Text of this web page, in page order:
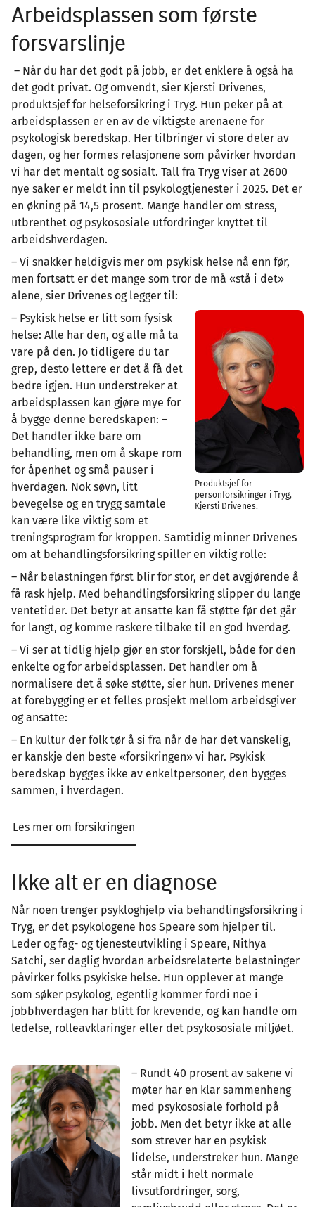
Arbeidsplassen som første
forsvarslinje
– Når du har det godt på jobb, er det enklere å også ha
det godt privat. Og omvendt, sier Kjersti Drivenes,
produktsjef for helseforsikring i Tryg. Hun peker på at
arbeidsplassen er en av de viktigste arenaene for
psykologisk beredskap. Her tilbringer vi store deler av
dagen, og her formes relasjonene som påvirker hvordan
vi har det mentalt og sosialt. Tall fra Tryg viser at 2600
nye saker er meldt inn til psykologtjenester i 2025. Det er
en økning på 14,5 prosent. Mange handler om stress,
utbrenthet og psykososiale utfordringer knyttet til
arbeidshverdagen.
– Vi snakker heldigvis mer om psykisk helse nå enn før,
men fortsatt er det mange som tror de må «stå i det»
alene, sier Drivenes og legger til:
Produktsjef for
personforsikringer i Tryg,
Kjersti Drivenes.
– Psykisk helse er litt som fysisk
helse: Alle har den, og alle må ta
vare på den. Jo tidligere du tar
grep, desto lettere er det å få det
bedre igjen. Hun understreker at
arbeidsplassen kan gjøre mye for
å bygge denne beredskapen: –
Det handler ikke bare om
behandling, men om å skape rom
for åpenhet og små pauser i
hverdagen. Nok søvn, litt
bevegelse og en trygg samtale
kan være like viktig som et
treningsprogram for kroppen. Samtidig minner Drivenes
om at behandlingsforsikring spiller en viktig rolle:
– Når belastningen først blir for stor, er det avgjørende å
få rask hjelp. Med behandlingsforsikring slipper du lange
ventetider. Det betyr at ansatte kan få støtte før det går
for langt, og komme raskere tilbake til en god hverdag.
– Vi ser at tidlig hjelp gjør en stor forskjell, både for den
enkelte og for arbeidsplassen. Det handler om å
normalisere det å søke støtte, sier hun. Drivenes mener
at forebygging er et felles prosjekt mellom arbeidsgiver
og ansatte:
– En kultur der folk tør å si fra når de har det vanskelig,
er kanskje den beste «forsikringen» vi har. Psykisk
beredskap bygges ikke av enkeltpersoner, den bygges
sammen, i hverdagen.
Les mer om forsikringen
Ikke alt er en diagnose
Når noen trenger psykloghjelp via behandlingsforsikring i
Tryg, er det psykologene hos Speare som hjelper til.
Leder og fag- og tjenesteutvikling i Speare, Nithya
Satchi, ser daglig hvordan arbeidsrelaterte belastninger
påvirker folks psykiske helse. Hun opplever at mange
som søker psykolog, egentlig kommer fordi noe i
jobbhverdagen har blitt for krevende, og kan handle om
ledelse, rolleavklaringer eller det psykososiale miljøet.
– Rundt 40 prosent av sakene vi
møter har en klar sammenheng
med psykososiale forhold på
jobb. Men det betyr ikke at alle
som strever har en psykisk
lidelse, understreker hun. Mange
står midt i helt normale
livsutfordringer, sorg,